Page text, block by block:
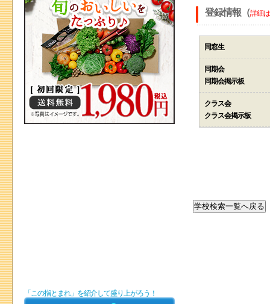
登録情報（詳細
同窓生
同期会
同期会掲示板
クラス会
クラス会掲示板
「この指とまれ」を紹介して盛り上がろう！